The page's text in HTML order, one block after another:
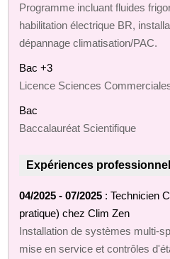
Programme incluant fluides
habilitation électrique BR,
dépannage climatisation/PAC.
Bac +3
Licence Sciences
Bac
Baccalauréat Scientifique
Expériences
04/2025 - 07/2025 : Technicien
pratique) chez Clim Zen
Installation de systèmes
mise en service et contrôles